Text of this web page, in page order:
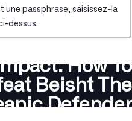
une passphrase, saisissez-la
dessus.
How To
Beisht The
Defender